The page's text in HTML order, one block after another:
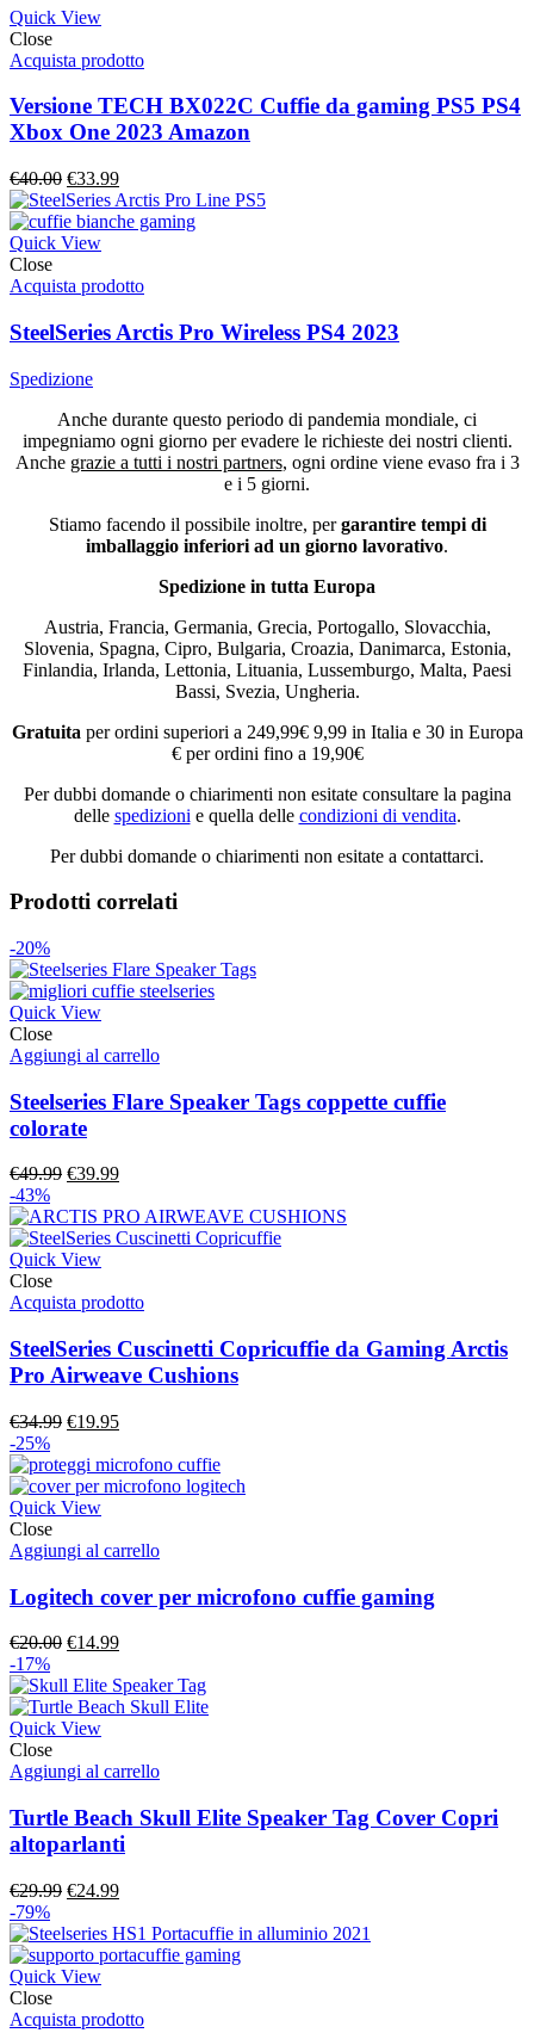
€180.00.
Quick View
Close
Acquista prodotto
Versione TECH BX022C Cuffie da gaming PS5 PS4
Xbox One 2023 Amazon
€40.00 Il
prezzo
originale
era:
€33.99Il
prezzo
attuale
Quick View
Close
Acquista prodotto
SteelSeries Arctis Pro Wireless PS4 2023
Spedizione
Anche durante questo periodo di pandemia mondiale, ci
impegniamo ogni giorno per evadere le richieste dei nostri clienti.
Anche grazie a tutti i nostri partners, ogni ordine viene evaso fra i 3
e i 5 giorni.
Stiamo facendo il possibile inoltre, pergarantire tempi di
imballaggio inferiori ad un giorno lavorativo.
Spedizione in tutta Europa
Austria, Francia, Germania, Grecia, Portogallo, Slovacchia,
Slovenia, Spagna, Cipro, Bulgaria, Croazia, Danimarca, Estonia,
Finlandia, Irlanda, Lettonia, Lituania, Lussemburgo, Malta, Paesi
Bassi, Svezia, Ungheria.
Gratuita per ordini superiori a 249,99€ 9,99 in Italia e 30 in Europa
€ per ordini fino a 19,90€
Per dubbi domande o chiarimenti non esitate consultare la pagina
delle spedizioni e quella delle condizioni di vendita.
Per dubbi domande o chiarimenti non esitate a contattarci.
Prodotti correlati
-20%
Quick View
Close
Aggiungi al carrello
Steelseries Flare Speaker Tags coppette cuffie
colorate
€49.99 Il
originale
era:
€49.99.
€39.99Il
attuale
è:
-43%
Quick View
Close
Acquista prodotto
SteelSeries Cuscinetti Copricuffie da Gaming Arctis
Pro Airweave Cushions
€34.99 Il
originale
era:
€34.99.
€19.95Il
attuale
è:
-25%
Quick View
Close
Aggiungi al carrello
Logitech cover per microfono cuffie gaming
€20.00 Il
originale
era:
€20.00.
€14.99Il
attuale
è:
-17%
Quick View
Close
Aggiungi al carrello
Turtle Beach Skull Elite Speaker Tag Cover Copri
altoparlanti
€29.99 Il
originale
era:
€29.99.
€24.99Il
attuale
è:
-79%
Quick View
Close
Acquista prodotto